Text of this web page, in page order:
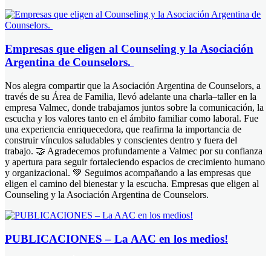
Empresas que eligen al Counseling y la Asociación
Argentina de Counselors.
Nos alegra compartir que la Asociación Argentina de Counselors, a
través de su Área de Familia, llevó adelante una charla–taller en la
empresa Valmec, donde trabajamos juntos sobre la comunicación, la
escucha y los valores tanto en el ámbito familiar como laboral. Fue
una experiencia enriquecedora, que reafirma la importancia de
construir vínculos saludables y conscientes dentro y fuera del
trabajo. 🤝 Agradecemos profundamente a Valmec por su confianza
y apertura para seguir fortaleciendo espacios de crecimiento humano
y organizacional. 💚 Seguimos acompañando a las empresas que
eligen el camino del bienestar y la escucha. Empresas que eligen al
Counseling y la Asociación Argentina de Counselors.
PUBLICACIONES – La AAC en los medios!